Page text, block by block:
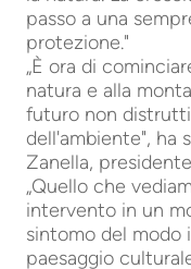
passo a una
protezione."
„È ora di
natura e alla
futuro non
dell'ambiente", ha
Zanella,
„Quello che
intervento in un
sintomo del
paesaggio